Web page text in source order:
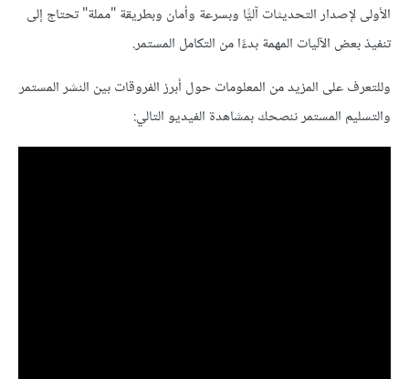
الأولى لإصدار التحديثات آليًّا وبسرعة وأمان وبطريقة "مملة" تحتاج إلى
تنفيذ بعض الآليات المهمة بدءًا من التكامل المستمر.
وللتعرف على المزيد من المعلومات حول أبرز الفروقات بين النشر المستمر
والتسليم المستمر ننصحك بمشاهدة الفيديو التالي: